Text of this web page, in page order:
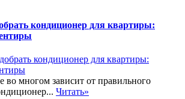
кондиционер для квартиры:
во многом зависит от правильного
Читать»